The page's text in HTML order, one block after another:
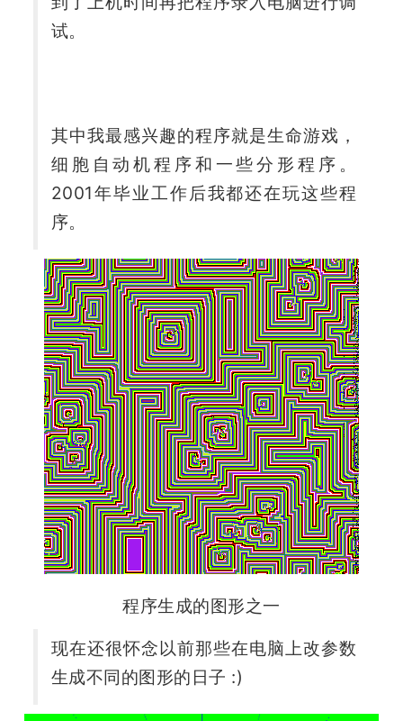
试。
其中我最感兴趣的程序就是生命游戏，
细胞自动机程序和一些分形程序。
2001年毕业工作后我都还在玩这些程
序。
程序生成的图形之一
现在还很怀念以前那些在电脑上改参数
生成不同的图形的日子 :)